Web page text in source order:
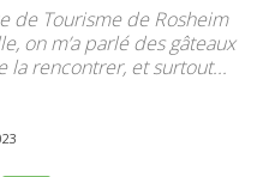
de Tourisme de Rosheim
on m’a parlé des gâteaux
la rencontrer, et surtout...